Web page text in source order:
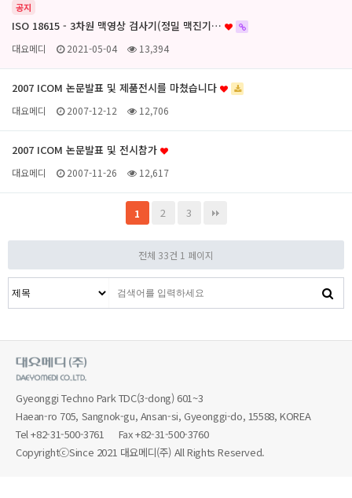
공지
ISO 18615 - 3차원 맥영상 검사기(정밀 맥진기…
대요메디 2021-05-04 13,394
2007 ICOM 논문발표 및 제품전시를 마쳤습니다
대요메디 2007-12-12 12,706
2007 ICOM 논문발표 및 전시참가
대요메디 2007-11-26 12,617
1 2 3
전체 33건 1 페이지
Gyeonggi Techno Park TDC(3-dong) 601~3
Haean-ro 705, Sangnok-gu, Ansan-si, Gyeonggi-do, 15588, KOREA
Tel+82-31-500-3761 Fax +82-31-500-3760
CopyrightⓒSince 2021 대요메디(주) All Rights Reserved.